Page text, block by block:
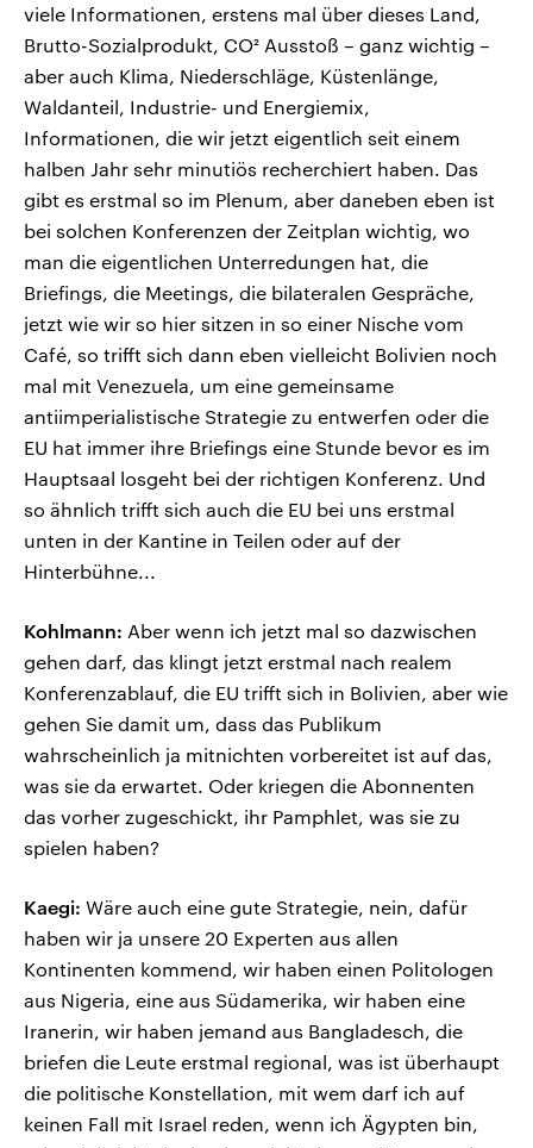
viele Informationen, erstens mal über dieses Land,
Brutto-Sozialprodukt, CO² Ausstoß – ganz wichtig –
aber auch Klima, Niederschläge, Küstenlänge,
Waldanteil, Industrie- und Energiemix,
Informationen, die wir jetzt eigentlich seit einem
halben Jahr sehr minutiös recherchiert haben. Das
gibt es erstmal so im Plenum, aber daneben eben ist
bei solchen Konferenzen der Zeitplan wichtig, wo
man die eigentlichen Unterredungen hat, die
Briefings, die Meetings, die bilateralen Gespräche,
jetzt wie wir so hier sitzen in so einer Nische vom
Café, so trifft sich dann eben vielleicht Bolivien noch
mal mit Venezuela, um eine gemeinsame
antiimperialistische Strategie zu entwerfen oder die
EU hat immer ihre Briefings eine Stunde bevor es im
Hauptsaal losgeht bei der richtigen Konferenz. Und
so ähnlich trifft sich auch die EU bei uns erstmal
unten in der Kantine in Teilen oder auf der
Hinterbühne...
Kohlmann: Aber wenn ich jetzt mal so dazwischen
gehen darf, das klingt jetzt erstmal nach realem
Konferenzablauf, die EU trifft sich in Bolivien, aber wie
gehen Sie damit um, dass das Publikum
wahrscheinlich ja mitnichten vorbereitet ist auf das,
was sie da erwartet. Oder kriegen die Abonnenten
das vorher zugeschickt, ihr Pamphlet, was sie zu
spielen haben?
Kaegi: Wäre auch eine gute Strategie, nein, dafür
haben wir ja unsere 20 Experten aus allen
Kontinenten kommend, wir haben einen Politologen
aus Nigeria, eine aus Südamerika, wir haben eine
Iranerin, wir haben jemand aus Bangladesch, die
briefen die Leute erstmal regional, was ist überhaupt
die politische Konstellation, mit wem darf ich auf
keinen Fall mit Israel reden, wenn ich Ägypten bin,